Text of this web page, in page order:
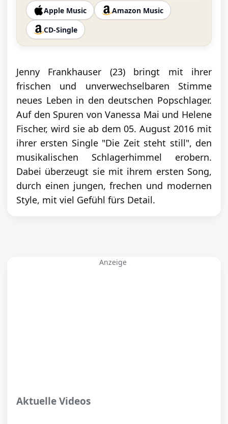
Apple Music
Amazon Music
CD-Single
Jenny Frankhauser (23) bringt mit ihrer
frischen und unverwechselbaren Stimme
neues Leben in den deutschen Popschlager.
Auf den Spuren von Vanessa Mai und Helene
Fischer, wird sie ab dem 05. August 2016 mit
ihrer ersten Single "Die Zeit steht still", den
musikalischen Schlagerhimmel erobern.
Dabei überzeugt sie mit ihrem ersten Song,
durch einen jungen, frechen und modernen
Style, mit viel Gefühl fürs Detail.
Anzeige
Aktuelle Videos